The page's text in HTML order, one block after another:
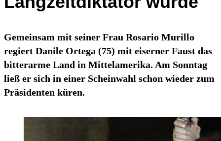
Gemeinsam mit seiner Frau Rosario Murillo
regiert Danile Ortega (75) mit eiserner Faust das
bitterarme Land in Mittelamerika. Am Sonntag
ließ er sich in einer Scheinwahl schon wieder zum
Präsidenten küren.